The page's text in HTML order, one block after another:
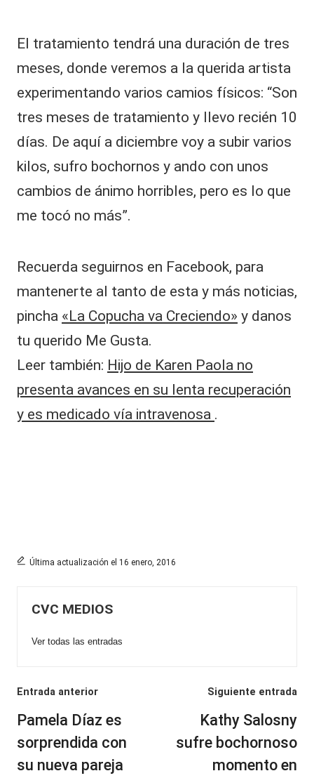
El tratamiento tendrá una duración de tres
meses, donde veremos a la querida artista
experimentando varios camios físicos: “Son
tres meses de tratamiento y llevo recién 10
días. De aquí a diciembre voy a subir varios
kilos, sufro bochornos y ando con unos
cambios de ánimo horribles, pero es lo que
me tocó no más”.
Recuerda seguirnos en Facebook, para
mantenerte al tanto de esta y más noticias,
pincha «La Copucha va Creciendo» y danos
tu querido Me Gusta.
Leer también: Hijo de Karen Paola no
presenta avances en su lenta recuperación
y es medicado vía intravenosa .
Última actualización el 16 enero, 2016
CVC MEDIOS
Ver todas las entradas
Navegación
de
entradas
Entrada anterior
Pamela Díaz es
sorprendida con
su nueva pareja
Siguiente entrada
Kathy Salosny
sufre bochornoso
momento en